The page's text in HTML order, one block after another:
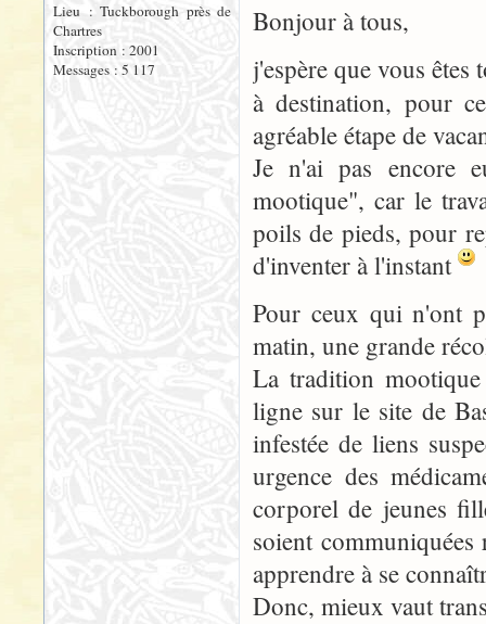
Lieu : Tuckborough près de
Chartres
Inscription : 2001
Messages : 5 117
Bonjour à tous,
j'espère que vous
à destination, pour
agréable étape de
Je n'ai pas encore
mootique", car le
poils de pieds, pour
d'inventer à l'instant
Pour ceux qui n'ont
matin, une grande
La tradition
ligne sur le site de
infestée de liens
urgence des
corporel de jeunes
soient
apprendre à se
Donc, mieux vaut